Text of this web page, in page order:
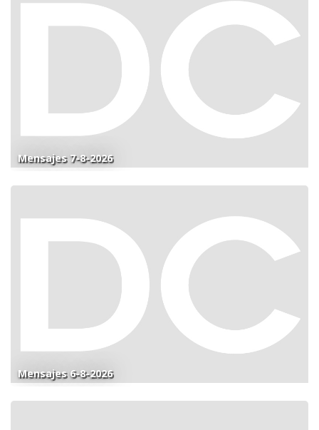
Mensajes 7-8-2026
Mensajes 6-8-2026